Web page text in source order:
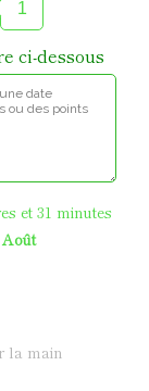
ci-dessous
et 31 minutes
la main